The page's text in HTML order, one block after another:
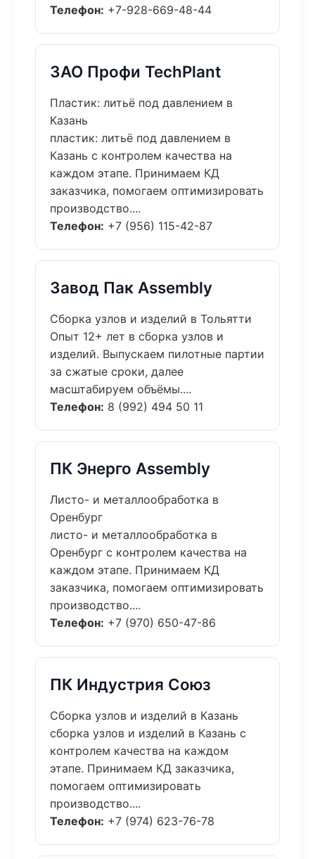
Телефон: +7-928-669-48-44
ЗАО Профи TechPlant
Пластик: литьё под давлением в
Казань
пластик: литьё под давлением в
Казань с контролем качества на
каждом этапе. Принимаем КД
заказчика, помогаем оптимизировать
производство....
Телефон: +7 (956) 115-42-87
Завод Пак Assembly
Сборка узлов и изделий в Тольятти
Опыт 12+ лет в сборка узлов и
изделий. Выпускаем пилотные партии
за сжатые сроки, далее
масштабируем объёмы....
Телефон: 8 (992) 494 50 11
ПК Энерго Assembly
Листо- и металлообработка в
Оренбург
листо- и металлообработка в
Оренбург с контролем качества на
каждом этапе. Принимаем КД
заказчика, помогаем оптимизировать
производство....
Телефон: +7 (970) 650-47-86
ПК Индустрия Союз
Сборка узлов и изделий в Казань
сборка узлов и изделий в Казань с
контролем качества на каждом
этапе. Принимаем КД заказчика,
помогаем оптимизировать
производство....
Телефон: +7 (974) 623-76-78